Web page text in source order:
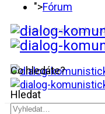
">Fórum
Co hledáte?
Hledat
Čtěte Dialog • otázky •